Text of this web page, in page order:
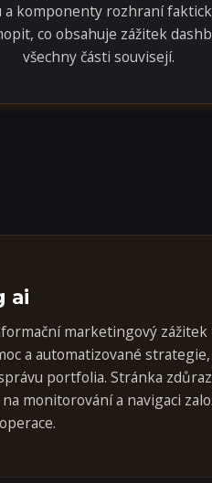
komponenty rozhraní
co obsahuje zážitek
všechny části souvisejí.
ai
marketingový zážitek
a automatizované
portfolia. Stránka
monitorování a navigaci